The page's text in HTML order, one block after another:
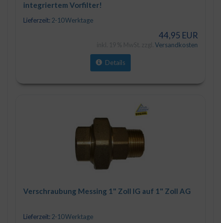
integriertem Vorfilter!
Lieferzeit: 2-10 Werktage
44,95 EUR
Versandkosten
Details
Verschraubung Messing 1" Zoll IG auf 1" Zoll AG
Lieferzeit: 2-10 Werktage